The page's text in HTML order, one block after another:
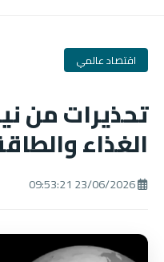
اقتصاد عالمي
تحذيرات من
الغذاء